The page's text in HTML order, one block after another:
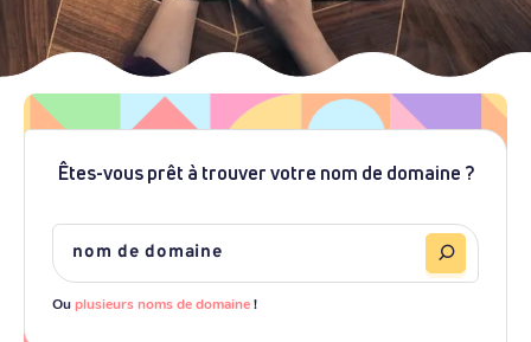
Êtes-vous prêt à trouver votre nom de domaine ?
Ouplusieurs noms de domaine!